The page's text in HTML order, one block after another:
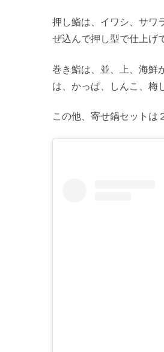
押し鮨は、イワシ、サワ
ぜ込んで押し型で仕上げ
巻き鮨は、並、上、海鮮
は、かっぱ、しんこ、梅
この他、寄せ鍋セットは